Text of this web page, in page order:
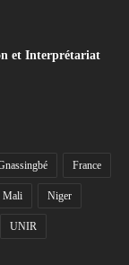
et Interprétariat
France
Mali Niger
UNIR